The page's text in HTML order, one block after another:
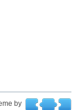
by